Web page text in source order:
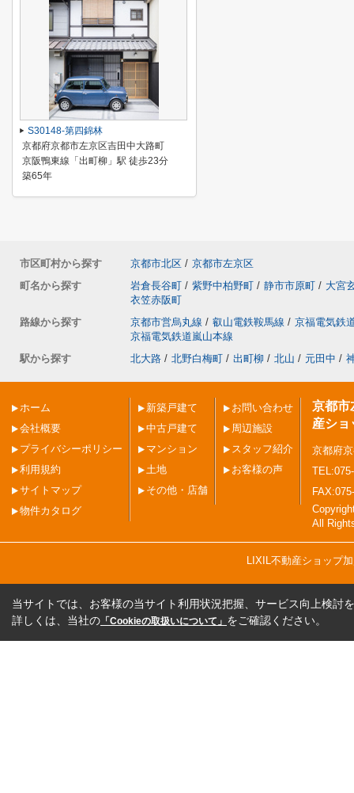
S30148-第四錦林
京都府京都市左京区吉田中大路町
京阪鴨東線「出町柳」駅 徒歩23分
築65年
市区町村から探す 京都市北区 / 京都市左京区
町名から探す
岩倉長谷町 / 紫野中柏野町 / 静市市原町 / 大宮
衣笠赤阪町
路線から探す
京都市営烏丸線 / 叡山電鉄鞍馬線 / 京福電気鉄
京福電気鉄道嵐山本線
駅から探す
北大路 / 北野白梅町 / 出町柳 / 北山 / 元田中 /
ホーム
会社概要
プライバシーポリシー
利用規約
サイトマップ
物件カタログ
新築戸建て
中古戸建て
マンション
土地
その他・店舗
お問い合わせ
周辺施設
スタッフ紹介
お客様の声
京都市
産ショ
京都府
All
LIXIL不動産ショップ
当サイトでは、お客様の当サイト利用状況把握、サービス向上検討
詳しくは、当社の 「Cookieの取扱いについて」 をご確認ください。